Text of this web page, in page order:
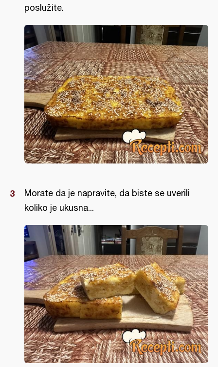
poslužite.
Morate da je napravite, da biste se uverili
koliko je ukusna...